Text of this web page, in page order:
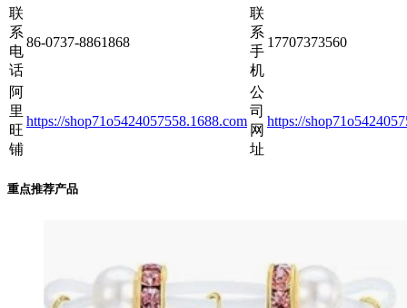
联
系
电
话
86-0737-8861868
联
系
手
机
17707373560
阿
里
旺
铺
https://shop71o5424057558.1688.com
公
司
网
址
https://
重点推荐产品